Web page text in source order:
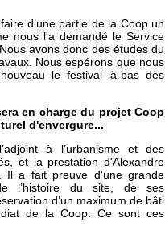
d’une partie de la Coop un
nous l'a demandé le Service
avons donc des études du
Nous espérons que nous
le festival là-bas dès
en charge du projet Coop
d'envergure...
à l’urbanisme et des
et la prestation d'Alexandre
a fait preuve d’une grande
l’histoire du site, de ses
d’un maximum de bâti
de la Coop. Ce sont ces